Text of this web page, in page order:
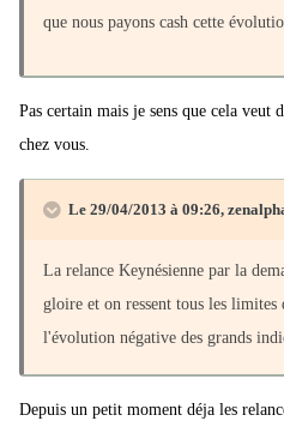
que nous payons cash cette
Pas certain mais je sens que cela veut
chez vous.
Le 29/04/2013 à 09:26,
La relance Keynésienne par la
gloire et on ressent tous les limites
l'évolution négative des grands
Depuis un petit moment déja les